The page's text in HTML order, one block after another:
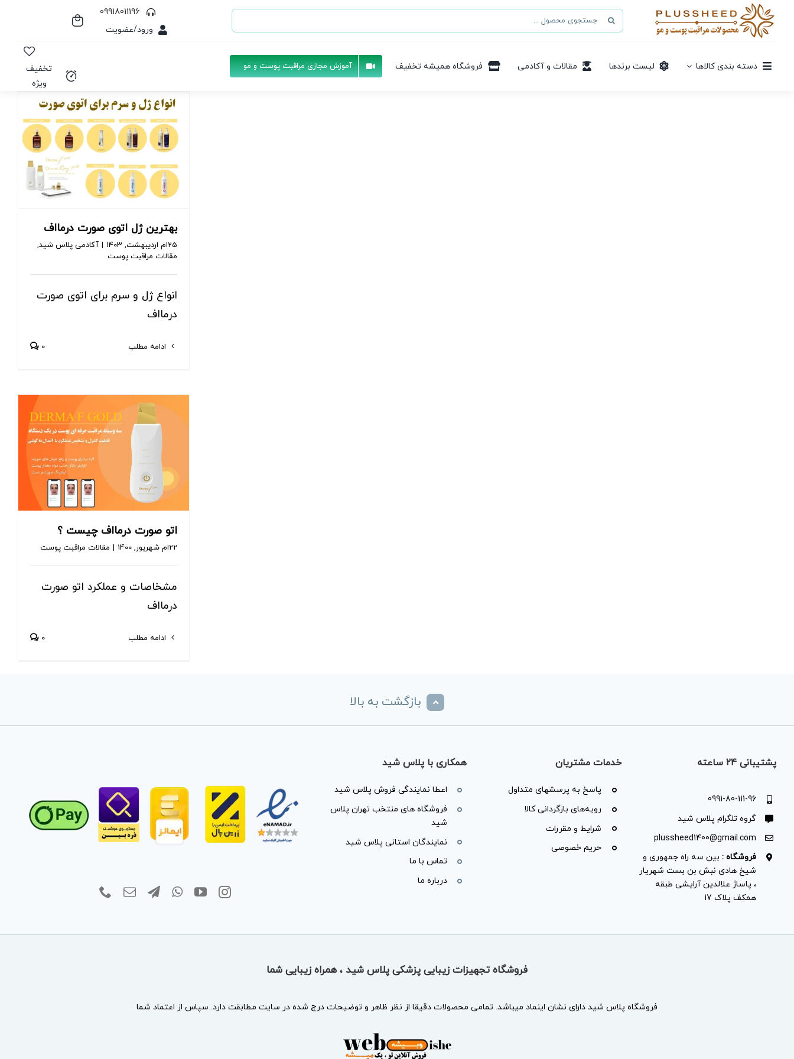
جستجو
برای:
09918011196
ورود/عضویت
دسته بندی کالاها لیست برندها مقالات و آکادمی فروشگاه همیشه تخفیف آموزش مجازی مراقبت پوست و مو
تخفیف
ویژه
بهترین ژل اتوی صورت درمااف
25ام اردیبهشت, 1403 | آکادمی پلاس شید,
مقالات مراقبت پوست
انواع ژل و سرم برای اتوی صورت
درمااف
ادامه مطلب 0
اتو صورت درمااف چیست ؟
22ام شهریور, 1400 | مقالات مراقبت پوست
مشخاصات و عملکرد اتو صورت
درمااف
ادامه مطلب 0
بازگشت به بالا
پشتیبانی 24 ساعته
0991-80-111-96
گروه تلگرام پلاس شید
plussheed1400@gmail.com
فروشگاه :بین سه راه جمهوری و
شیخ هادی نبش بن بست شهریار
، پاساژ علالدین آرایشی طبقه
همکف پلاک 17
خدمات مشتریان
پاسخ به پرسشهای متداول
رویه‌های بازگردانی کالا
شرایط و مقررات
حریم خصوصی
همکاری با پلاس شید
اعطا نمایندگی فروش پلاس شید
فروشگاه های منتخب تهران پلاس
شید
نمایندگان استانی پلاس شید
تماس با ما
درباره ما
فروشگاه تجهیزات زیبایی پزشکی پلاس شید ، همراه زیبایی شما
فروشگاه پلاس شید دارای نشان اینماد میباشد. تمامی محصولات دقیقا از نظر ظاهر و توضیحات درج شده در سایت مطابقت دارد. سپاس از اعتماد شما